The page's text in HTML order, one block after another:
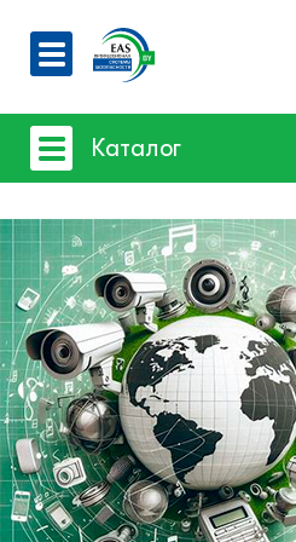
О компании
Вакансии
Контакты
Каталог
Системы
Системы защиты
Счетчики
Защита товара на
Системы фонового
помещений